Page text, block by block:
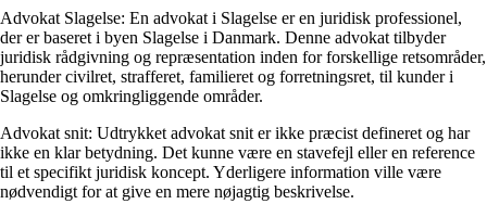
Advokat Slagelse: En advokat i Slagelse er en juridisk professionel,
der er baseret i byen Slagelse i Danmark. Denne advokat tilbyder
juridisk rådgivning og repræsentation inden for forskellige retsområder,
herunder civilret, strafferet, familieret og forretningsret, til kunder i
Slagelse og omkringliggende områder.
Advokat snit: Udtrykket advokat snit er ikke præcist defineret og har
ikke en klar betydning. Det kunne være en stavefejl eller en reference
til et specifikt juridisk koncept. Yderligere information ville være
nødvendigt for at give en mere nøjagtig beskrivelse.